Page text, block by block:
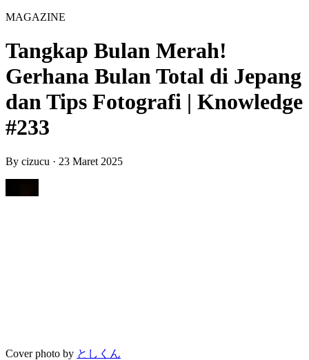
MAGAZINE
Tangkap Bulan Merah!
Gerhana Bulan Total di Jepang
dan Tips Fotografi | Knowledge
#233
By cizucu · 23 Maret 2025
Cover photo by としくん